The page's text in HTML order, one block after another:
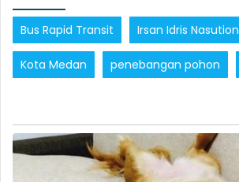
Bus Rapid Transit Irsan Idris Nasution
Kota Medan penebangan pohon